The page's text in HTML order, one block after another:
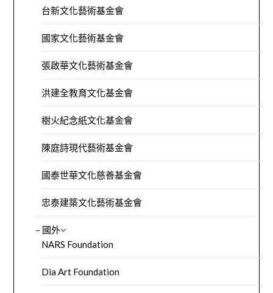
台新文化藝術基金會
國家文化藝術基金會
張啟華文化藝術基金會
洪建全教育文化基金會
樹火紀念紙文化基金會
陳庭詩現代藝術基金會
國泰世華文化慈善基金會
忠泰建築文化藝術基金會
– 國外
NARS Foundation
Dia Art Foundation